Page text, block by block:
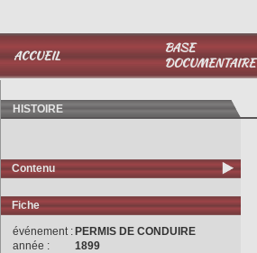
ACCUEIL
BASE
DOCUMENTAIRE
HISTOIRE
Contenu
Fiche
événement : PERMIS DE CONDUIRE
année :
1899